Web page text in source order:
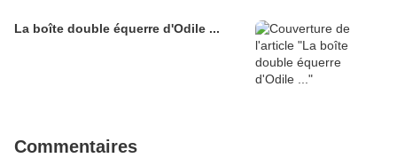
La boîte double équerre d'Odile ...
Commentaires